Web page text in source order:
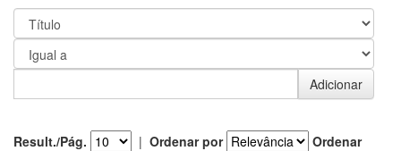
Result./Pág. | Ordenar por
Ordenar